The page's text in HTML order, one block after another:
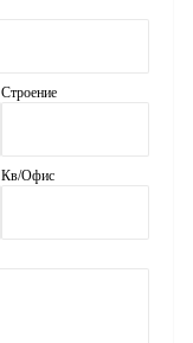
Строение
Кв/Офис